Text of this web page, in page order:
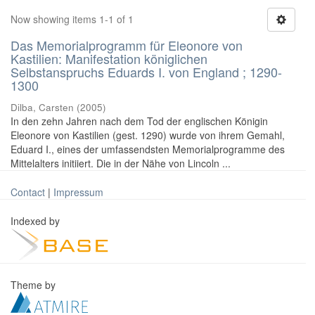
Now showing items 1-1 of 1
Das Memorialprogramm für Eleonore von
Kastilien: Manifestation königlichen
Selbstanspruchs Eduards I. von England ; 1290-
1300
Dilba, Carsten (2005)
In den zehn Jahren nach dem Tod der englischen Königin
Eleonore von Kastilien (gest. 1290) wurde von ihrem Gemahl,
Eduard I., eines der umfassendsten Memorialprogramme des
Mittelalters initiiert. Die in der Nähe von Lincoln ...
Contact | Impressum
Indexed by
Theme by